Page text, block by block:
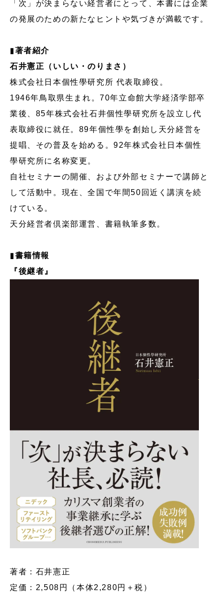
「次」が決まらない経営者にとって、本書には企業
の発展のための新たなヒントや気づきが満載です。
▮著者紹介
石井憲正（いしい・のりまさ）
株式会社日本個性學研究所 代表取締役。
1946年鳥取県生まれ。70年立命館大学経済学部卒
業後、85年株式会社石井個性學研究所を設立し代
表取締役に就任。89年個性學を創始し天分経営を
提唱、その普及を始める。92年株式会社日本個性
學研究所に名称変更。
自社セミナーの開催、および外部セミナーで講師と
して活動中。現在、全国で年間50回近く講演を続
けている。
天分経営者倶楽部運営、書籍執筆多数。
▮書籍情報
『後継者』
著者：石井憲正
定価：2,508円（本体2,280円＋税）